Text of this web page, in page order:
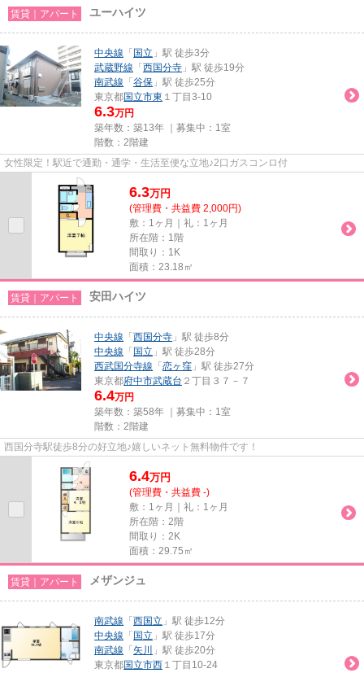
賃貸｜アパート ユーハイツ
中央線 「 国立 」駅 徒歩3分
武蔵野線 「 西国分寺 」駅 徒歩19分
南武線 「 谷保 」駅 徒歩25分
東京都国立市東 １丁目3-10
6.3万円
築年数：築13年 ｜募集中： 1室
階数：2階建
女性限定！駅近で通勤・通学・生活至便な立地♪2口ガスコンロ付
6.3万円
(管理費・共益費 2,000円)
敷：1ヶ月｜礼：1ヶ月
所在階：1階
間取り：1K
面積：23.18㎡
賃貸｜アパート 安田ハイツ
中央線 「 西国分寺 」駅 徒歩8分
中央線 「 国立 」駅 徒歩28分
西武国分寺線 「 恋ヶ窪 」駅 徒歩27分
東京都府中市武蔵台 ２丁目３７－７
6.4万円
築年数：築58年 ｜募集中： 1室
階数：2階建
西国分寺駅徒歩8分の好立地♪嬉しいネット無料物件です！
6.4万円
(管理費・共益費 -)
敷：1ヶ月｜礼：1ヶ月
所在階：2階
間取り：2K
面積：29.75㎡
賃貸｜アパート メザンジュ
南武線 「 西国立 」駅 徒歩12分
中央線 「 国立 」駅 徒歩17分
南武線 「 矢川
」駅 徒歩20分
東京都国立市西 １丁目10-24